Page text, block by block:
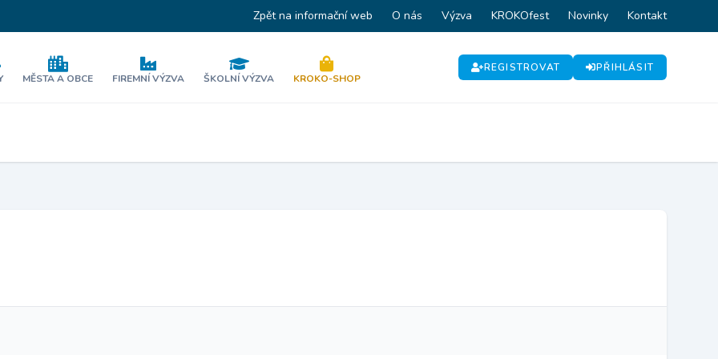
Zpět na informační web O nás Výzva KROKOfest Novinky Kontakt
MĚSTA A OBCE FIREMNÍ VÝZVA ŠKOLNÍ VÝZVA KROKO-SHOP
REGISTROVAT PŘIHLÁSIT